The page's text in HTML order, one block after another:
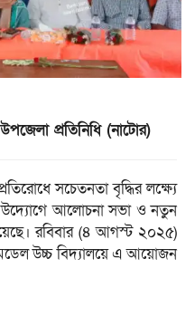
প্রতিনিধি (নাটোর)
সচেতনতা বৃদ্ধির লক্ষ্যে
উদ্যোগে আলোচনা সভা ও নতুন
রবিবার (৪ আগস্ট ২০২৫)
উচ্চ বিদ্যালয়ে এ আয়োজন